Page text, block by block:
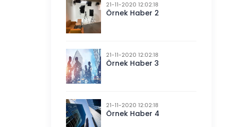
21-11-2020 12:02:18
Örnek Haber 2
21-11-2020 12:02:18
Örnek Haber 3
21-11-2020 12:02:18
Örnek Haber 4